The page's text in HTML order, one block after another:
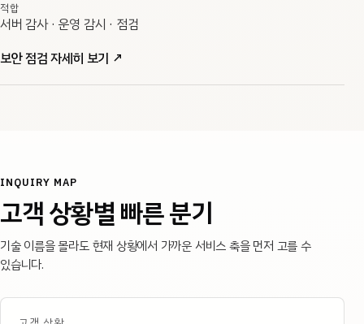
적합
서버 감사 · 운영 감시 · 점검
보안 점검 자세히 보기 ↗
INQUIRY MAP
고객 상황별 빠른 분기
기술 이름을 몰라도 현재 상황에서 가까운 서비스 축을 먼저 고를 수
있습니다.